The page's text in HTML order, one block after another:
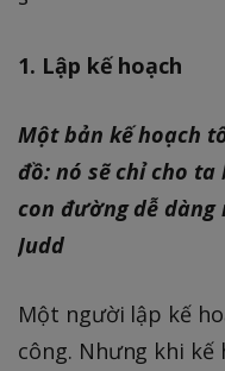
1. Lập kế hoạch
Một bản kế hoạch
đồ: nó sẽ chỉ cho
con đường dễ dàng
Judd
Một người lập kế
công. Nhưng khi